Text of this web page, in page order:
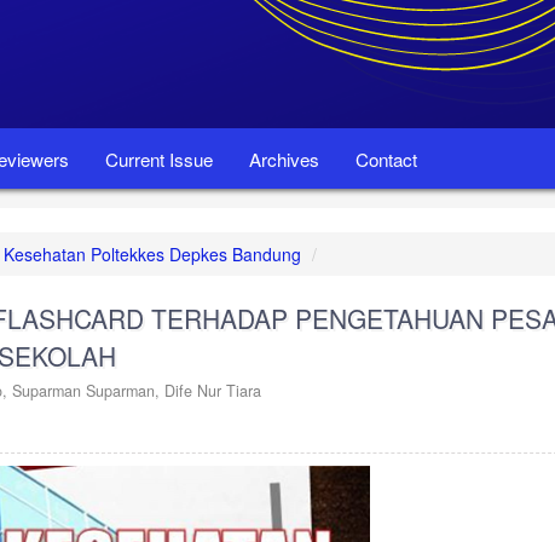
Current Issue Archives Contact
Poltekkes Depkes Bandung
TERHADAP PENGETAHUAN
Suparman Suparman, Dife Nur Tiara